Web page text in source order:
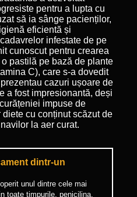
pentru a lupta cu
să ia sânge pacienților,
eficientă și
infestate de pe
cunoscut pentru crearea
o pastilă pe bază de plante
C), care s-a dovedit
cazuri ușoare de
a fost impresionantă, deși
impuse de
cu conținut scăzut de
la aer curat.
dintr-un
unul dintre cele mai
toate timpurile, penicilina,